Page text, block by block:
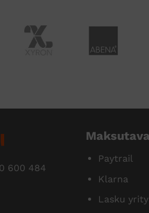
600 484
Paytrail
Klarna
Lasku